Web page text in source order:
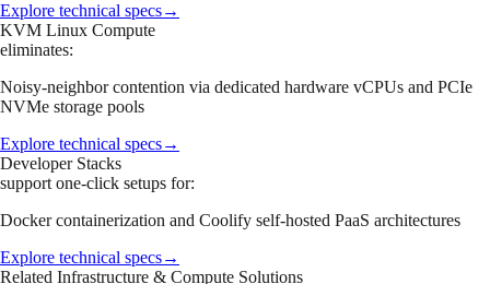
Explore technical specs→
KVM Linux Compute
eliminates:
Noisy-neighbor contention via dedicated hardware vCPUs and PCIe
NVMe storage pools
Explore technical specs→
Developer Stacks
support one-click setups for:
Docker containerization and Coolify self-hosted PaaS architectures
Explore technical specs→
Related Infrastructure & Compute Solutions